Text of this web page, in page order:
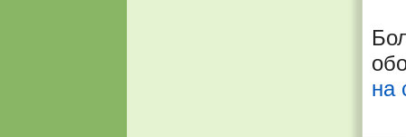
на